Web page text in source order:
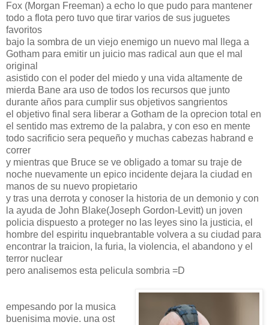
Fox (Morgan Freeman) a echo lo que pudo para mantener
todo a flota pero tuvo que tirar varios de sus juguetes
favoritos
bajo la sombra de un viejo enemigo un nuevo mal llega a
Gotham para emitir un juicio mas radical aun que el mal
original
asistido con el poder del miedo y una vida altamente de
mierda Bane ara uso de todos los recursos que junto
durante años para cumplir sus objetivos sangrientos
el objetivo final sera liberar a Gotham de la oprecion total en
el sentido mas extremo de la palabra, y con eso en mente
todo sacrificio sera pequeño y muchas cabezas habrand e
correr
y mientras que Bruce se ve obligado a tomar su traje de
noche nuevamente un epico incidente dejara la ciudad en
manos de su nuevo propietario
y tras una derrota y conoser la historia de un demonio y con
la ayuda de John Blake(Joseph Gordon-Levitt) un joven
policia dispuesto a proteger no las leyes sino la justicia, el
hombre del espiritu inquebrantable volvera a su ciudad para
encontrar la traicion, la furia, la violencia, el abandono y el
terror nuclear
pero analisemos esta pelicula sombria =D
empesando por la musica
buenisima movie. una ost